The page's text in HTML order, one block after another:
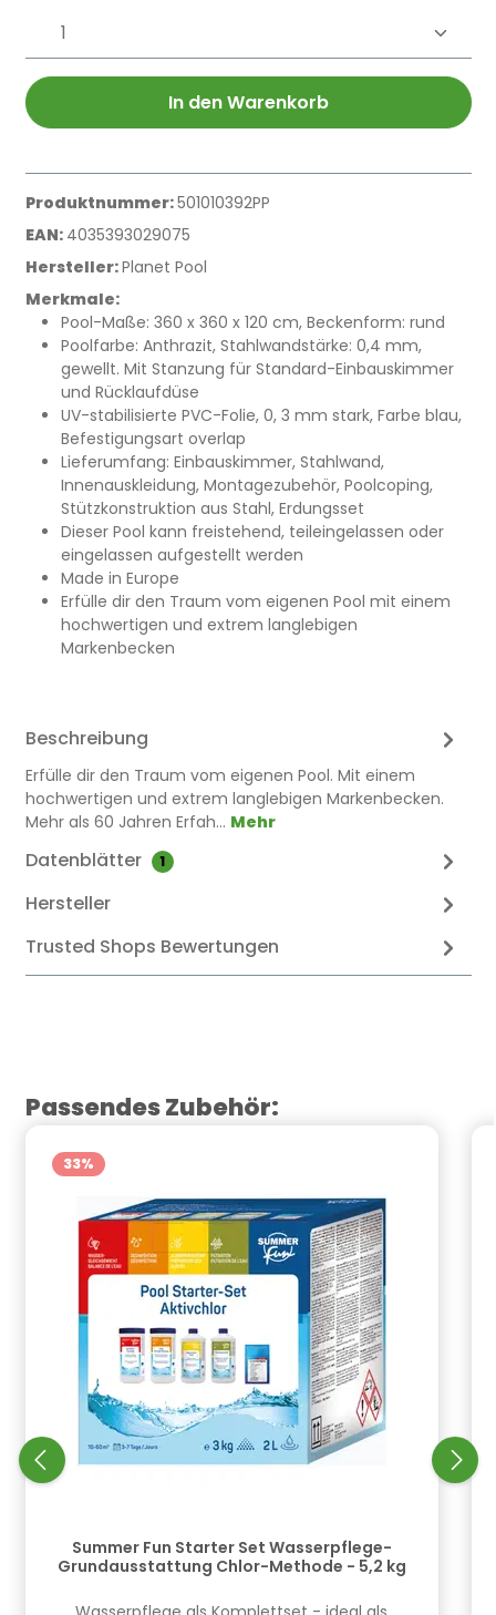
Produkt Anzahl: Gib den
In den Warenkorb
Produktnummer:501010392PP
EAN: 4035393029075
Hersteller:Planet Pool
Merkmale:
Pool-Maße: 360 x 360 x 120 cm, Beckenform: rund
Poolfarbe: Anthrazit, Stahlwandstärke: 0,4 mm,
gewellt. Mit Stanzung für Standard-Einbauskimmer
und Rücklaufdüse
UV-stabilisierte PVC-Folie, 0, 3 mm stark, Farbe blau,
Befestigungsart overlap
Lieferumfang: Einbauskimmer, Stahlwand,
Innenauskleidung, Montagezubehör, Poolcoping,
Stützkonstruktion aus Stahl, Erdungsset
Dieser Pool kann freistehend, teileingelassen oder
eingelassen aufgestellt werden
Made in Europe
Erfülle dir den Traum vom eigenen Pool mit einem
hochwertigen und extrem langlebigen
Markenbecken
Beschreibung
Erfülle dir den Traum vom eigenen Pool. Mit einem
hochwertigen und extrem langlebigen Markenbecken.
Mehr als 60 Jahren Erfah… Mehr
Datenblätter 1
Hersteller
Trusted Shops Bewertungen
Produktgalerie überspringen
Passendes Zubehör:
33%
Summer Fun Starter Set Wasserpflege-
Grundausstattung Chlor-Methode - 5,2 kg